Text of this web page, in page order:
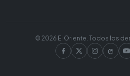
© 2026 El Oriente. Todos los